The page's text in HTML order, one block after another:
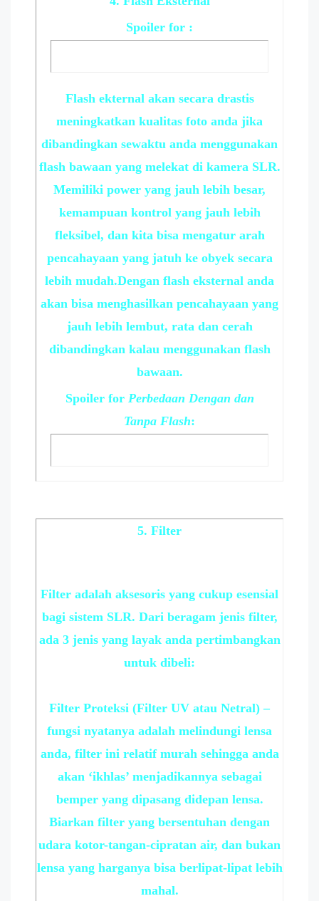
Spoiler for :
Flash ekternal akan secara drastis
meningkatkan kualitas foto anda jika
dibandingkan sewaktu anda menggunakan
flash bawaan yang melekat di kamera SLR.
Memiliki power yang jauh lebih besar,
kemampuan kontrol yang jauh lebih
fleksibel, dan kita bisa mengatur arah
pencahayaan yang jatuh ke obyek secara
lebih mudah.Dengan flash eksternal anda
akan bisa menghasilkan pencahayaan yang
jauh lebih lembut, rata dan cerah
dibandingkan kalau menggunakan flash
bawaan.
Spoilerfor Perbedaan Dengan dan
Tanpa Flash:
5. Filter
Filter adalah aksesoris yang cukup esensial
bagi sistem SLR. Dari beragam jenis filter,
ada 3 jenis yang layak anda pertimbangkan
untuk dibeli:
Filter Proteksi (Filter UV atau Netral) –
fungsi nyatanya adalah melindungi lensa
anda, filter ini relatif murah sehingga anda
akan ‘ikhlas’ menjadikannya sebagai
bemper yang dipasang didepan lensa.
Biarkan filter yang bersentuhan dengan
udara kotor-tangan-cipratan air, dan bukan
lensa yang harganya bisa berlipat-lipat lebih
mahal.